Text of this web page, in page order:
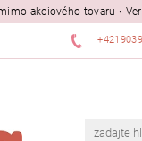
akciového tovaru •